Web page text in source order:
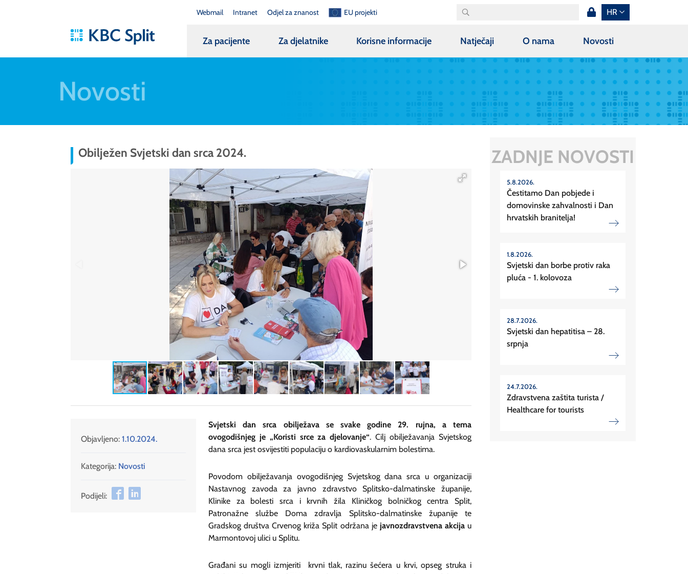
Webmail Intranet Odjel za znanost EU projekti HR
Za pacijente Za djelatnike Korisne informacije Natječaji O nama Novosti
Novosti
Obilježen Svjetski dan srca 2024.
Objavljeno: 1.10.2024.
Kategorija: Novosti
Podijeli:
Svjetski dan srca obilježava se svake godine 29. rujna, a tema
ovogodišnjeg je „Koristi srce za djelovanje“. Cilj obilježavanja Svjetskog
dana srca jest osvijestiti populaciju o kardiovaskularnim bolestima.
Povodom obilježavanja ovogodišnjeg Svjetskog dana srca u organizaciji
Nastavnog zavoda za javno zdravstvo Splitsko-dalmatinske županije,
Klinike za bolesti srca i krvnih žila Kliničkog bolničkog centra Split,
Patronažne službe Doma zdravlja Splitsko-dalmatinske županije te
Gradskog društva Crvenog križa Split održana je javnozdravstvena akcijau
Marmontovoj ulici u Splitu.
Građani su mogli izmjeriti krvni tlak, razinu šećera u krvi, opseg struka i
ZADNJE NOVOSTI
5.8.2026.
Čestitamo Dan pobjede i
domovinske zahvalnosti i Dan
hrvatskih branitelja!
1.8.2026.
Svjetski dan borbe protiv raka
pluća - 1. kolovoza
28.7.2026.
Svjetski dan hepatitisa – 28.
srpnja
24.7.2026.
Zdravstvena zaštita turista /
Healthcare for tourists